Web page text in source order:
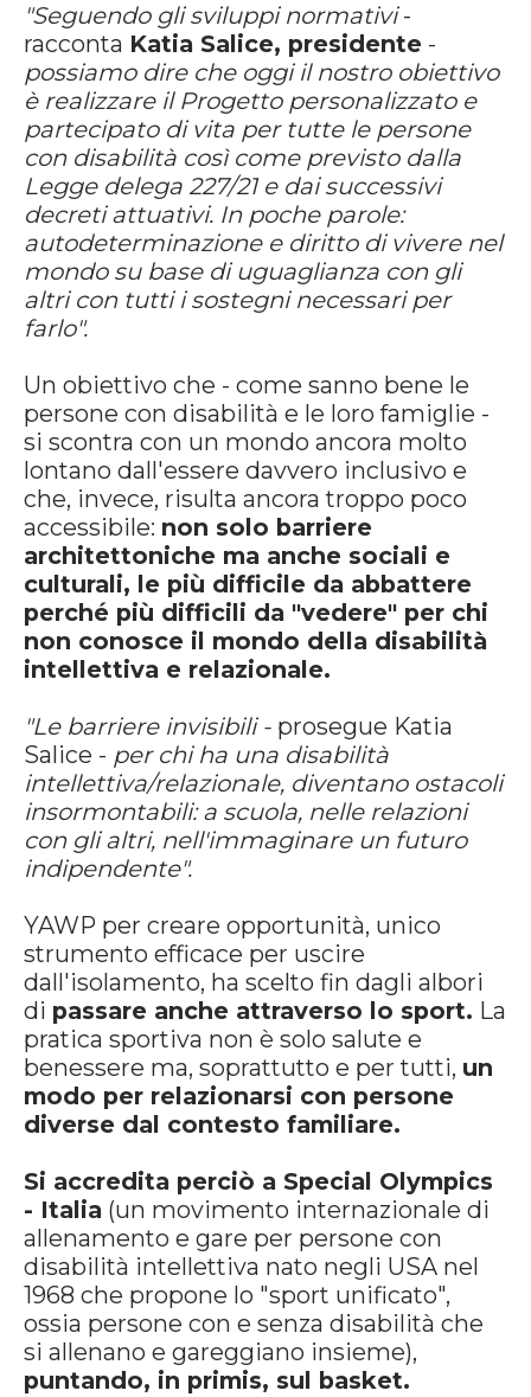
"Seguendo gli sviluppi normativi-
racconta Katia Salice, presidente -
possiamo dire che oggi il nostro obiettivo
è realizzare il Progetto personalizzato e
partecipato di vita per tutte le persone
con disabilità così come previsto dalla
Legge delega 227/21 e dai successivi
decreti attuativi. In poche parole:
autodeterminazione e diritto di vivere nel
mondo su base di uguaglianza con gli
altri con tutti i sostegni necessari per
farlo".
Un obiettivo che - come sanno bene le
persone con disabilità e le loro famiglie -
si scontra con un mondo ancora molto
lontano dall'essere davvero inclusivo e
che, invece, risulta ancora troppo poco
accessibile: non solo barriere
architettoniche ma anche sociali e
culturali, le più difficile da abbattere
perché più difficili da "vedere" per chi
non conosce il mondo della disabilità
intellettiva e relazionale.
"Le barriere invisibili - prosegue Katia
Salice - per chi ha una disabilità
intellettiva/relazionale, diventano ostacoli
insormontabili: a scuola, nelle relazioni
con gli altri, nell'immaginare un futuro
indipendente".
YAWP per creare opportunità, unico
strumento efficace per uscire
dall'isolamento, ha scelto fin dagli albori
di passare anche attraverso lo sport. La
pratica sportiva non è solo salute e
benessere ma, soprattutto e per tutti, un
modo per relazionarsi con persone
diverse dal contesto familiare.
Si accredita perciò a Special Olympics
- Italia (un movimento internazionale di
allenamento e gare per persone con
disabilità intellettiva nato negli USA nel
1968 che propone lo "sport unificato",
ossia persone con e senza disabilità che
si allenano e gareggiano insieme),
puntando, in primis, sul basket.